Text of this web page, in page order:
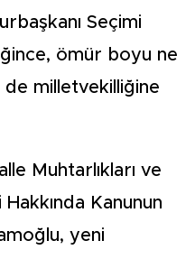
Seçimi
ömür boyu ne
de milletvekilliğine
Muhtarlıkları ve
Kanunun
yeni